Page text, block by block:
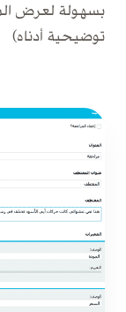
بسهولة لعرض
توضيحية أدناه)